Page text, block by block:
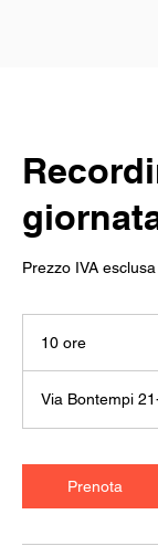
Prezzo IVA esclusa
10 ore
r
e
Via Bontempi
Prenota